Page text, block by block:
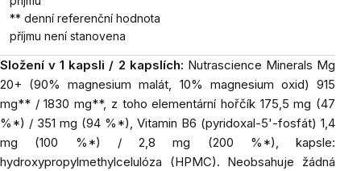
** denní referenční hodnota
příjmu není stanovena
Složení v 1 kapsli / 2 kapslích: Nutrascience Minerals Mg
20+ (90% magnesium malát, 10% magnesium oxid) 915
mg** / 1830 mg**, z toho elementární hořčík 175,5 mg (47
%*) / 351 mg (94 %*), Vitamin B6 (pyridoxal-5'-fosfát) 1,4
mg (100 %*) / 2,8 mg (200 %*), kapsle:
hydroxypropylmethylcelulóza (HPMC). Neobsahuje žádná